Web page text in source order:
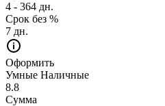
4 - 364 дн.
Срок без %
7 дн.
Оформить
Умные Наличные
8.8
Сумма